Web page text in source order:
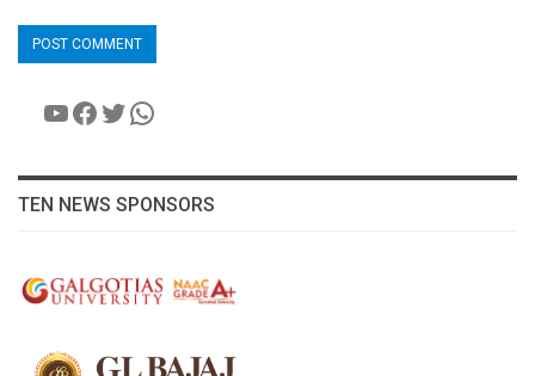
YouTube
Facebook
Twitter
WhatsApp
TEN NEWS SPONSORS